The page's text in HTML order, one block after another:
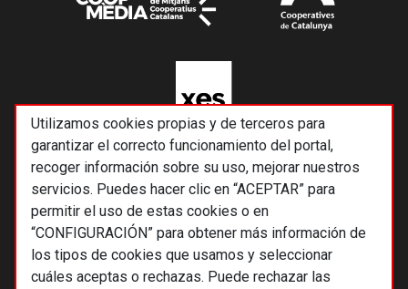
Utilizamos cookies propias y de terceros para
garantizar el correcto funcionamiento del portal,
recoger información sobre su uso, mejorar nuestros
servicios. Puedes hacer clic en “ACEPTAR” para
permitir el uso de estas cookies o en
“CONFIGURACIÓN” para obtener más información de
los tipos de cookies que usamos y seleccionar
cuáles aceptas o rechazas. Puede rechazar las